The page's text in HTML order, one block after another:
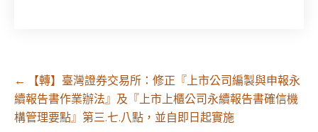
Post
navigation
←
【轉】臺灣證券交易所：修正『上市公司編製與申報永
續報告書作業辦法』及『上市上櫃公司永續報告書確信機
構管理要點』第三.七.八點，並自即日起實施